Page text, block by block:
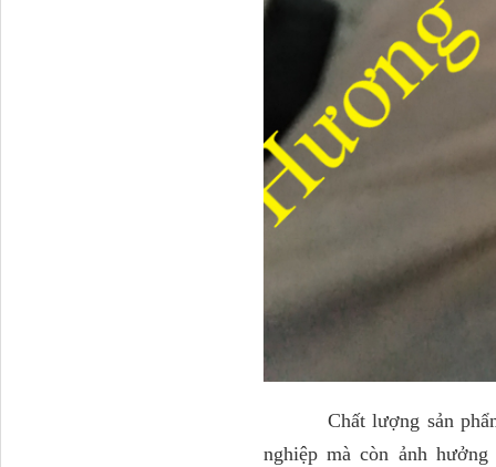
Chất lượng sản phẩm
nghiệp mà còn ảnh